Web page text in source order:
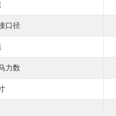
口径
力数